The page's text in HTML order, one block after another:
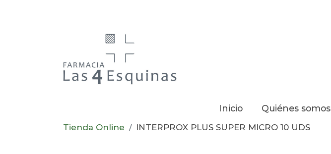
Inicio Quiénes somos
Tienda Online INTERPROX PLUS SUPER MICRO 10 UDS